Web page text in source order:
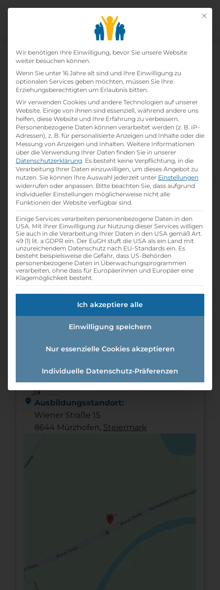
Lehrling Hochbau
Home»Offene Lehrstellen»Lehrling Hochbau
Details zur Lehrstelle
Referenznummer: 0a00a95f
folderBranche:
Bau / Baunebengewerbe / Holz
schoolBeruf:
Hochbauer
calendar_monthEintrittsdatum:
ab sofort
scheduleOffene Lehrstellen:
1
scheduleLehrdauer:
3 Jahre
Wochenendarbeit:
Nachtarbeit:
new_releasesLehre mit Matura:
Ja
location_on Ausbildungsstandort:
Wiener Straße 15
8644 Mürzhofen, Steier­mark
Mit
Datenschutz-
Wir benötigen Ihre Einwilligung, bevor Sie unsere Website
weiter besuchen können.
Wenn Sie unter 16 Jahre alt sind und Ihre Einwilligung zu
optionalen Services geben möchten, müssen Sie Ihre
Erziehungsberechtigten um Erlaubnis bitten.
Wir verwenden Cookies und andere Technologien auf unserer
Website. Einige von ihnen sind essenziell, während andere uns
helfen, diese Website und Ihre Erfahrung zu verbessern.
Personenbezogene Daten können verarbeitet werden (z. B. IP-
Adressen), z. B. für personalisierte Anzeigen und Inhalte oder die
Messung von Anzeigen und Inhalten. Weitere Informationen
über die Verwendung Ihrer Daten finden Sie in unserer
Datenschutzerklärung. Es besteht keine Verpflichtung, in die
Verarbeitung Ihrer Daten einzuwilligen, um dieses Angebot zu
nutzen. Sie können Ihre Auswahl jederzeit unter Einstellungen
widerrufen oder anpassen. Bitte beachten Sie, dass aufgrund
individueller Einstellungen möglicherweise nicht alle
Funktionen der Website verfügbar sind.
Einige Services verarbeiten personenbezogene Daten in den
USA. Mit Ihrer Einwilligung zur Nutzung dieser Services willigen
Sie auch in die Verarbeitung Ihrer Daten in den USA gemäß Art.
49 (1) lit. a GDPR ein. Der EuGH stuft die USA als ein Land mit
unzureichendem Datenschutz nach EU-Standards ein. Es
besteht beispielsweise die Gefahr, dass US-Behörden
personenbezogene Daten in Überwachungsprogrammen
verarbeiten, ohne dass für Europäerinnen und Europäer eine
Klagemöglichkeit besteht.
Ich akzeptiere alle
Einwilligung speichern
Nur essenzielle Cookies akzeptieren
Individuelle Datenschutz-Präferenzen